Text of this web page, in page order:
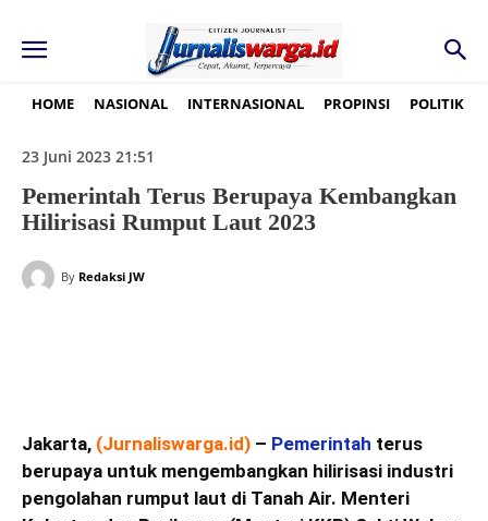
HOME NASIONAL INTERNASIONAL PROPINSI POLITIK
23 Juni 2023 21:51
Pemerintah Terus Berupaya Kembangkan
Hilirisasi Rumput Laut 2023
By Redaksi JW
Jakarta, (Jurnaliswarga.id) – Pemerintah terus
berupaya untuk mengembangkan hilirisasi industri
pengolahan rumput laut di Tanah Air. Menteri